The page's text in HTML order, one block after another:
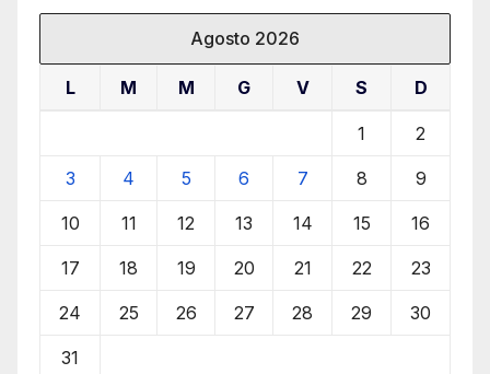
Agosto 2026
L M M G V S D
1 2
3 4 5 6 7 8 9
10 11 12 13 14 15 16
17 18 19 20 21 22 23
24 25 26 27 28 29 30
31